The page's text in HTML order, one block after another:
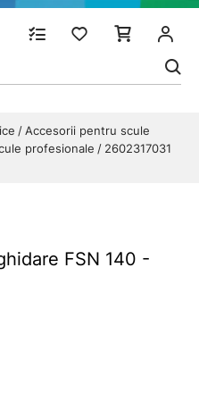
Accesorii pentru scule
profesionale
2602317031
FSN 140 -